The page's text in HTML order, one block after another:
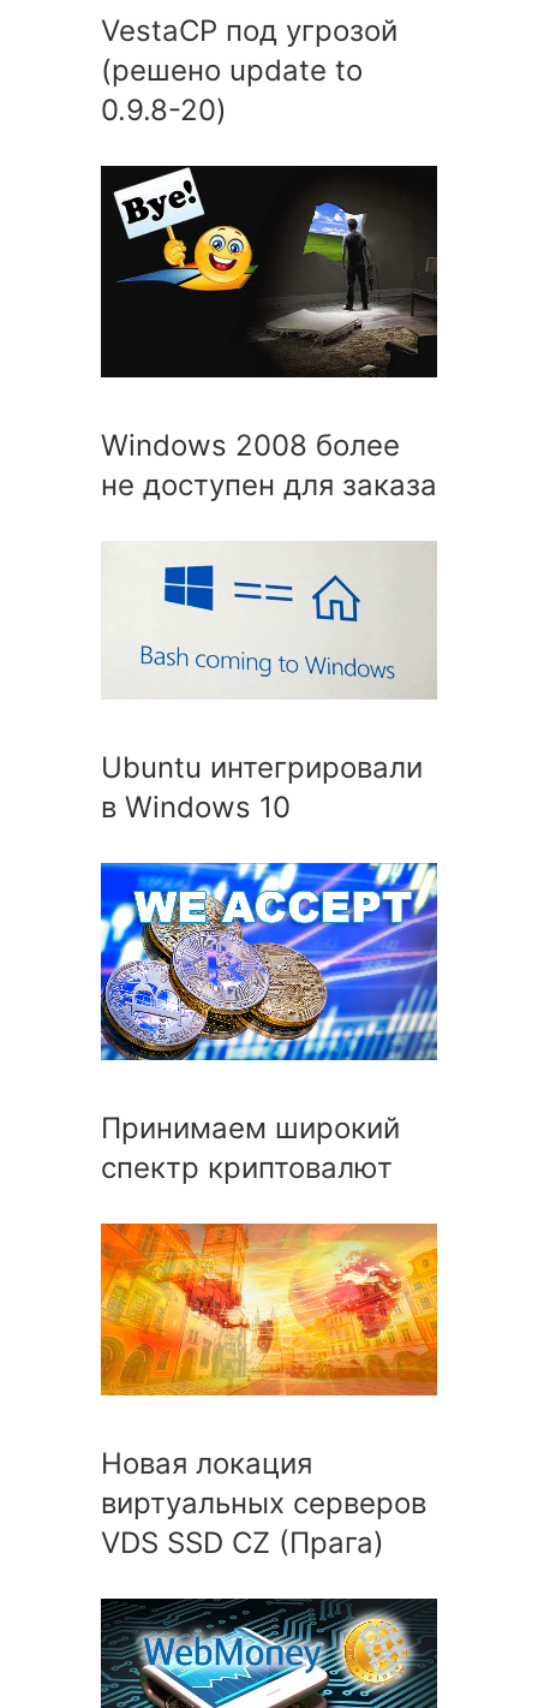
VestaCP под угрозой
(решено update to
0.9.8-20)
Windows 2008 более
не доступен для заказа
Ubuntu интегрировали
в Windows 10
Принимаем широкий
спектр криптовалют
Новая локация
виртуальных серверов
VDS SSD CZ (Прага)